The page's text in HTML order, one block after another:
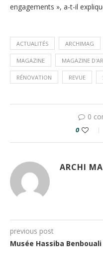
engagements », a-t-il
ACTUALITÉS ARCHIMAG
MAGAZINE MAGAZINE
RÉNOVATION REVUE
0
0
ARCHI
previous post
Musée Hassiba Benbouali